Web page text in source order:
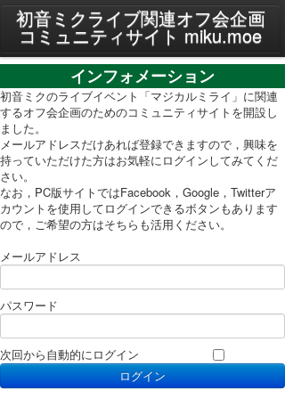
MENU
プライバシーポリシー
利用規約
PC表示に切り替え
初音ミクライブ関連オフ会企画
コミュニティサイト miku.moe
インフォメーション
初音ミクのライブイベント「マジカルミライ」に関連
するオフ会企画のためのコミュニティサイトを開設し
ました。
メールアドレスだけあれば登録できますので，興味を
持っていただけた方はお気軽にログインしてみてくだ
さい。
なお，PC版サイトではFacebook，Google，Twitterア
カウントを使用してログインできるボタンもあります
ので，ご希望の方はそちらも活用ください。
メールアドレス
パスワード
次回から自動的にログイン